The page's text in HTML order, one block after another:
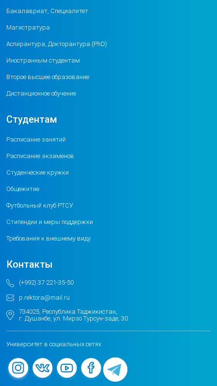
Бакалавриат, Специалитет
Магистратура
Аспирантура, Докторантура (PhD)
Иностранным студентам
Второе высшее образование
Дистанционное обучение
Студентам
Расписание занятий
Расписание экзаменов
Студенческие кружки
Общежитие
Футбольный клуб РТСУ
Стипендии и меры поддержки
Требования к внешнему виду
Контакты
(+992) 37 221-35-50
p.rektora@mail.ru
734025, Республика Таджикистан,
г. Душанбе, ул. Мирзо Турсун-заде, 30
Университет в социальных сетях